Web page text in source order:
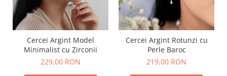
Cercei Argint Model
Minimalist cu Zirconii
229,00 RON
Cercei Argint Rotunzi cu
Perle Baroc
219,00 RON